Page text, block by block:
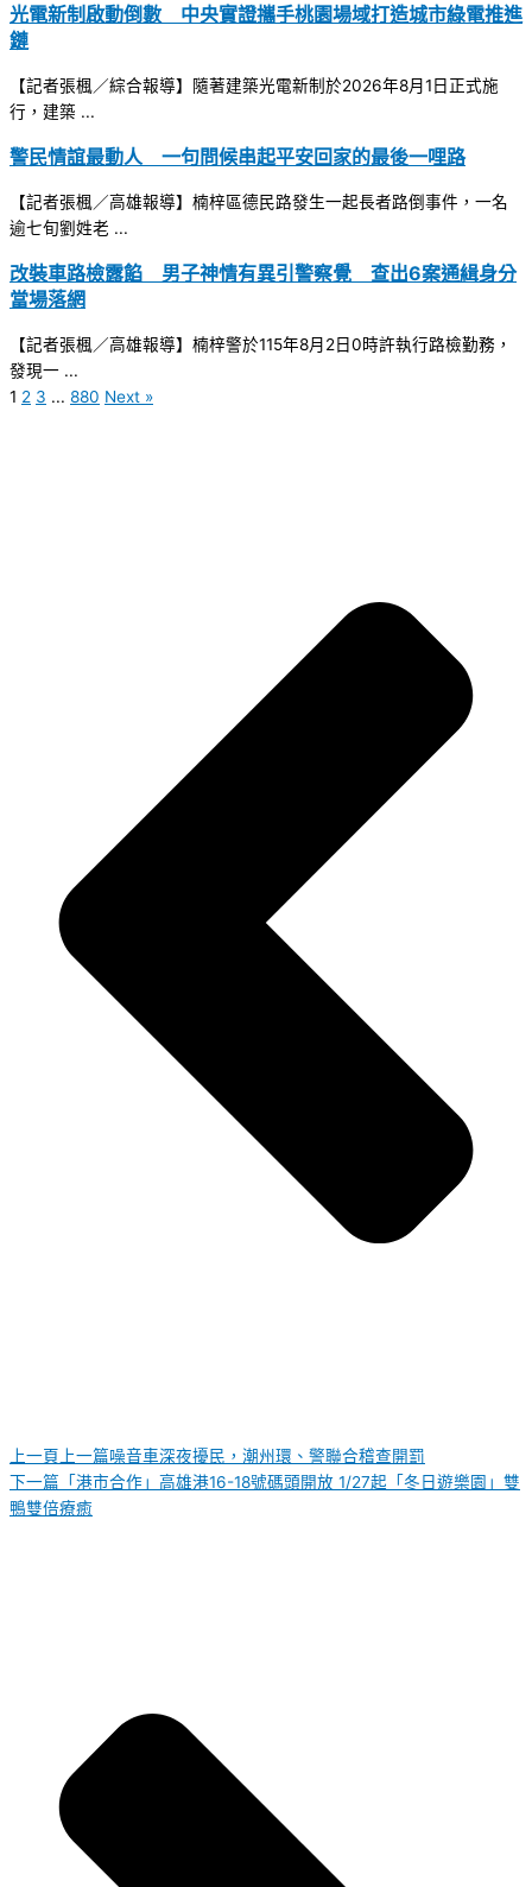
光電新制啟動倒數 中央實證攜手桃園場域打造城市綠電推進
鏈
【記者張楓／綜合報導】隨著建築光電新制於2026年8月1日正式施
行，建築 ...
警民情誼最動人 一句問候串起平安回家的最後一哩路
【記者張楓／高雄報導】楠梓區德民路發生一起長者路倒事件，一名
逾七旬劉姓老 ...
改裝車路檢露餡 男子神情有異引警察覺 查出6案通緝身分
當場落網
【記者張楓／高雄報導】楠梓警於115年8月2日0時許執行路檢勤務，
發現一 ...
1 2 3 ... 880 Next »
上一頁 上一篇噪音車深夜擾民，潮州環、警聯合稽查開罰
下一篇 「港市合作」高雄港16-18號碼頭開放 1/27起「冬日遊樂園」雙
鴨雙倍療癒